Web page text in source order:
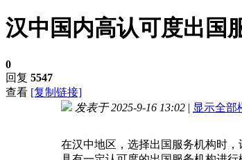
汉中国内高认可度出国
0
回复 5547
查看 [复制链接]
发表于 2025-9-16 13:02 | 显示全部
在汉中地区，选择出国服务机构时